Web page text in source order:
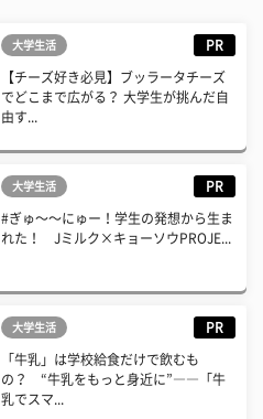
大学生活 PR
【チーズ好き必見】ブッラータチーズ
でどこまで広がる？ 大学生が挑んだ自
由す...
大学生活 PR
#ぎゅ〜〜にゅー！学生の発想から生ま
れた！ Jミルク×キョーソウPROJE...
大学生活 PR
「牛乳」は学校給食だけで飲むも
の？ “牛乳をもっと身近に”――「牛
乳でスマ...